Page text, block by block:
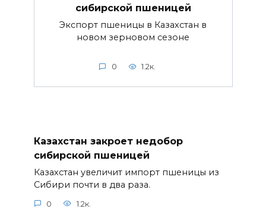
сибирской пшеницей
Экспорт пшеницы в Казахстан в
новом зерновом сезоне
0 1.2к.
Казахстан закроет недобор
сибирской пшеницей
Казахстан увеличит импорт пшеницы из
Сибири почти в два раза.
0 1.2к.